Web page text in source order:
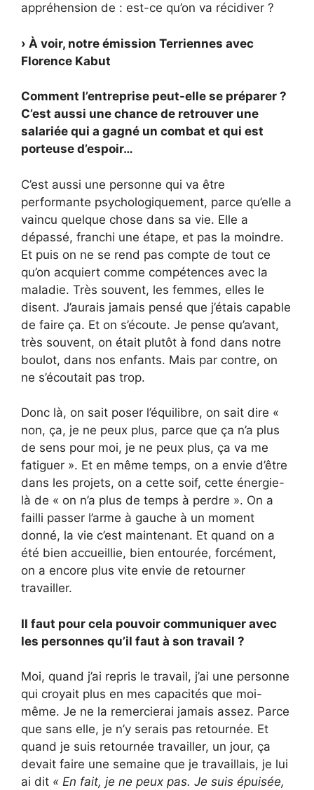
appréhension de : est-ce qu’on va récidiver ?
› À voir, notre émission Terriennes avec
Florence Kabut
Comment l’entreprise peut-elle se préparer ?
C’est aussi une chance de retrouver une
salariée qui a gagné un combat et qui est
porteuse d’espoir…
C’est aussi une personne qui va être
performante psychologiquement, parce qu’elle a
vaincu quelque chose dans sa vie. Elle a
dépassé, franchi une étape, et pas la moindre.
Et puis on ne se rend pas compte de tout ce
qu’on acquiert comme compétences avec la
maladie. Très souvent, les femmes, elles le
disent. J’aurais jamais pensé que j’étais capable
de faire ça. Et on s’écoute. Je pense qu’avant,
très souvent, on était plutôt à fond dans notre
boulot, dans nos enfants. Mais par contre, on
ne s’écoutait pas trop.
Donc là, on sait poser l’équilibre, on sait dire «
non, ça, je ne peux plus, parce que ça n’a plus
de sens pour moi, je ne peux plus, ça va me
fatiguer ». Et en même temps, on a envie d’être
dans les projets, on a cette soif, cette énergie-
là de « on n’a plus de temps à perdre ». On a
failli passer l’arme à gauche à un moment
donné, la vie c’est maintenant. Et quand on a
été bien accueillie, bien entourée, forcément,
on a encore plus vite envie de retourner
travailler.
Il faut pour cela pouvoir communiquer avec
les personnes qu’il faut à son travail ?
Moi, quand j’ai repris le travail, j’ai une personne
qui croyait plus en mes capacités que moi-
même. Je ne la remercierai jamais assez. Parce
que sans elle, je n’y serais pas retournée. Et
quand je suis retournée travailler, un jour, ça
devait faire une semaine que je travaillais, je lui
ai dit « En fait, je ne peux pas. Je suis épuisée,